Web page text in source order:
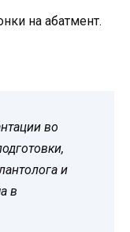
на абатмент.
во
и
в